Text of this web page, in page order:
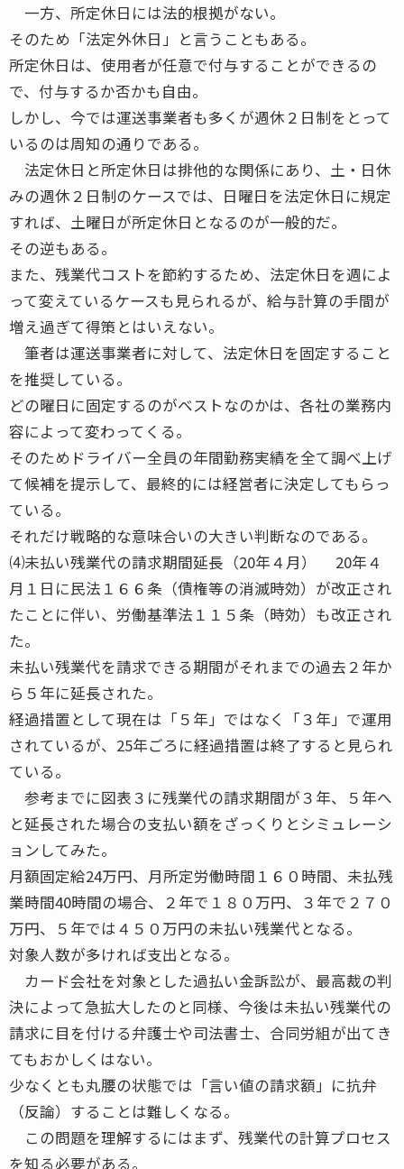
一方、所定休日には法的根拠がない。
そのため「法定外休日」と言うこともある。
所定休日は、使用者が任意で付与することができるの
で、付与するか否かも自由。
しかし、今では運送事業者も多くが週休２日制をとって
いるのは周知の通りである。
法定休日と所定休日は排他的な関係にあり、土・日休
みの週休２日制のケースでは、日曜日を法定休日に規定
すれば、土曜日が所定休日となるのが一般的だ。
その逆もある。
また、残業代コストを節約するため、法定休日を週によ
って変えているケースも見られるが、給与計算の手間が
増え過ぎて得策とはいえない。
筆者は運送事業者に対して、法定休日を固定すること
を推奨している。
どの曜日に固定するのがベストなのかは、各社の業務内
容によって変わってくる。
そのためドライバー全員の年間勤務実績を全て調べ上げ
て候補を提示して、最終的には経営者に決定してもらっ
ている。
それだけ戦略的な意味合いの大きい判断なのである。
⑷未払い残業代の請求期間延長（20年４月） 20年４
月１日に民法１６６条（債権等の消滅時効）が改正され
たことに伴い、労働基準法１１５条（時効）も改正され
た。
未払い残業代を請求できる期間がそれまでの過去２年か
ら５年に延長された。
経過措置として現在は「５年」ではなく「３年」で運用
されているが、25年ごろに経過措置は終了すると見られ
ている。
参考までに図表３に残業代の請求期間が３年、５年へ
と延長された場合の支払い額をざっくりとシミュレーシ
ョンしてみた。
月額固定給24万円、月所定労働時間１６０時間、未払残
業時間40時間の場合、２年で１８０万円、３年で２７０
万円、５年では４５０万円の未払い残業代となる。
対象人数が多ければ支出となる。
カード会社を対象とした過払い金訴訟が、最高裁の判
決によって急拡大したのと同様、今後は未払い残業代の
請求に目を付ける弁護士や司法書士、合同労組が出てき
てもおかしくはない。
少なくとも丸腰の状態では「言い値の請求額」に抗弁
（反論）することは難しくなる。
この問題を理解するにはまず、残業代の計算プロセス
を知る必要がある。